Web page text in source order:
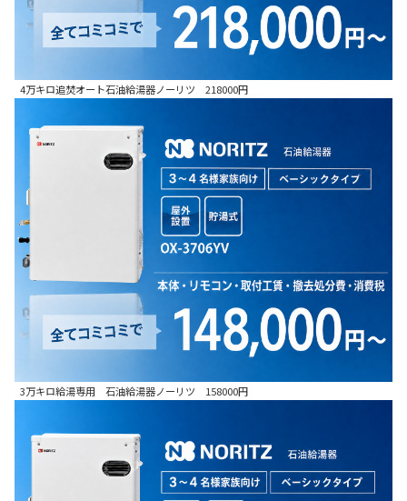
4万キロ追焚オート石油給湯器ノーリツ 218000円
3万キロ給湯専用 石油給湯器ノーリツ 158000円